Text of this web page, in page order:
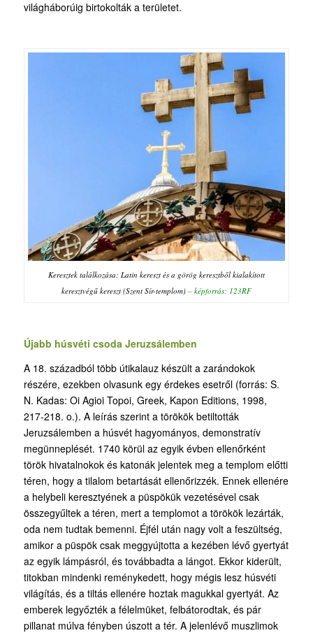
világháborúig birtokolták a területet.
Keresztek találkozása: Latin kereszt és a görög keresztből kialakított
keresztvégű kereszt (Szent Sír-templom) – képforrás: 123RF
Újabb húsvéti csoda Jeruzsálemben
A 18. századból több útikalauz készült a zarándokok
részére, ezekben olvasunk egy érdekes esetről (forrás: S.
N. Kadas: Oi Agioi Topoi, Greek, Kapon Editions, 1998,
217-218. o.). A leírás szerint a törökök betiltották
Jeruzsálemben a húsvét hagyományos, demonstratív
megünneplését. 1740 körül az egyik évben ellenőrként
török hivatalnokok és katonák jelentek meg a templom előtti
téren, hogy a tilalom betartását ellenőrizzék. Ennek ellenére
a helybeli keresztyének a püspökük vezetésével csak
összegyűltek a téren, mert a templomot a törökök lezárták,
oda nem tudtak bemenni. Éjfél után nagy volt a feszültség,
amikor a püspök csak meggyújtotta a kezében lévő gyertyát
az egyik lámpásról, és továbbadta a lángot. Ekkor kiderült,
titokban mindenki reménykedett, hogy mégis lesz húsvéti
világítás, és a tiltás ellenére hoztak magukkal gyertyát. Az
emberek legyőzték a félelmüket, felbátorodtak, és pár
pillanat múlva fényben úszott a tér. A jelenlévő muszlimok